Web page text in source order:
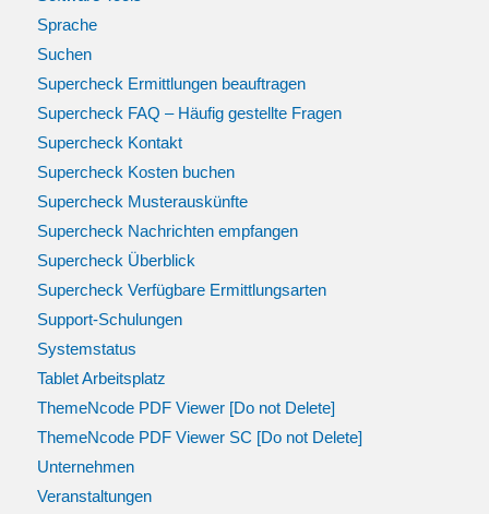
Sprache
Suchen
Supercheck Ermittlungen beauftragen
Supercheck FAQ – Häufig gestellte Fragen
Supercheck Kontakt
Supercheck Kosten buchen
Supercheck Musterauskünfte
Supercheck Nachrichten empfangen
Supercheck Überblick
Supercheck Verfügbare Ermittlungsarten
Support-Schulungen
Systemstatus
Tablet Arbeitsplatz
ThemeNcode PDF Viewer [Do not Delete]
ThemeNcode PDF Viewer SC [Do not Delete]
Unternehmen
Veranstaltungen